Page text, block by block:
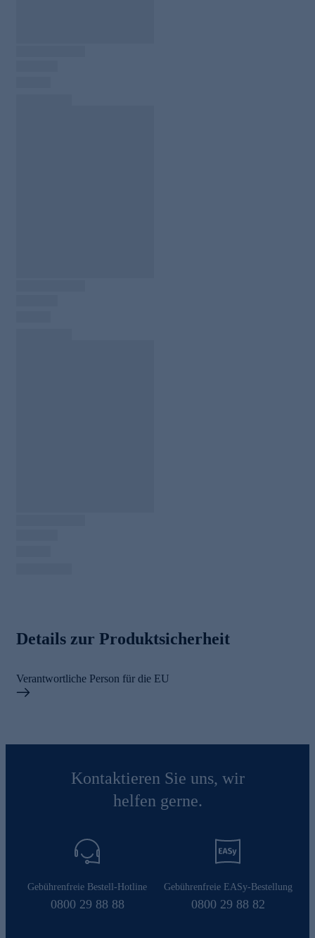
Details zur Produktsicherheit
Verantwortliche Person für die EU
Kontaktieren Sie uns, wir
helfen gerne.
Gebührenfreie Bestell-Hotline
0800 29 88 88
Gebührenfreie EASy-Bestellung
0800 29 88 82